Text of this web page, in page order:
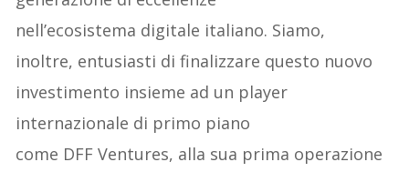
nell’ecosistema digitale italiano. Siamo,
inoltre, entusiasti di finalizzare questo nuovo
investimento insieme ad un player
internazionale di primo piano
come DFF Ventures, alla sua prima operazione